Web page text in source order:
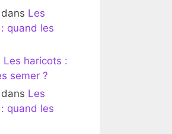
dans Les
quand les
Les haricots :
semer ?
dans Les
quand les